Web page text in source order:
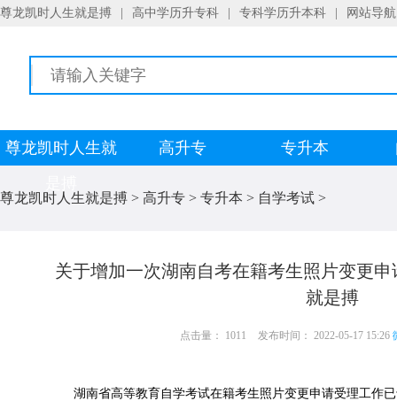
尊龙凯时人生就是搏 高中学历升专科 专科学历升本科 网站导航
尊龙凯时人生就
高升专 专升本
尊龙凯时人生就是搏 > 高升专 > 专升本 > 自学考试 >
关于增加一次湖南自考在籍考生照片变更
就是搏
点击量： 1011 发布时间： 2022-05-17 15:26
湖南省高等教育自学考试在籍考生照片变更申请受理工作已